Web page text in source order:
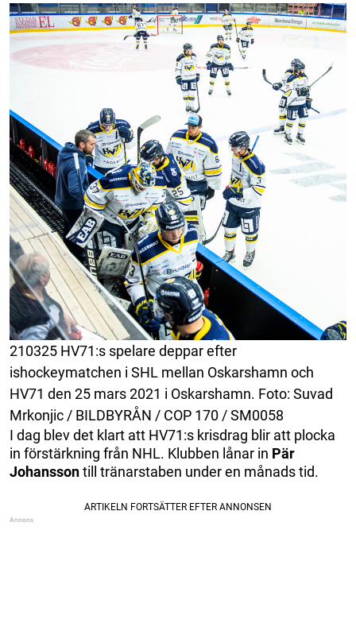
210325 HV71:s spelare deppar efter
ishockeymatchen i SHL mellan Oskarshamn och
HV71 den 25 mars 2021 i Oskarshamn. Foto: Suvad
Mrkonjic / BILDBYRÅN / COP 170 / SM0058
I dag blev det klart att HV71:s krisdrag blir att plocka
in förstärkning från NHL. Klubben lånar in Pär
Johanssontill tränarstaben under en månads tid.